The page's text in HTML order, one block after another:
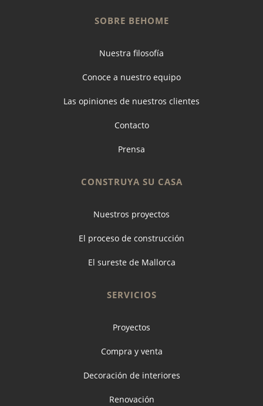
SOBRE BEHOME
Nuestra filosofía
Conoce a nuestro equipo
Las opiniones de nuestros clientes
Contacto
Prensa
CONSTRUYA SU CASA
Nuestros proyectos
El proceso de construcción
El sureste de Mallorca
SERVICIOS
Proyectos
Compra y venta
Decoración de interiores
Renovación